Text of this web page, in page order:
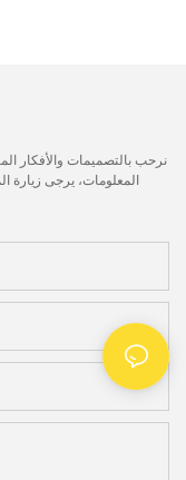
نرحب بالتصميمات والأفكار
المعلومات، يرجى زيارة